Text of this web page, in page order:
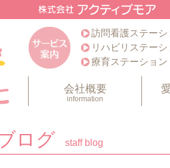
訪問看護ステー
リハビリステー
療育ステーション
会社概要
information
ログ staff blog